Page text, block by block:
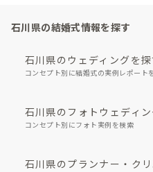
石川県の結婚式情報を探す
石川県のウェディングを探
コンセプト別に結婚式の実例レポート
石川県のフォトウェディ
コンセプト別にフォト実例を検索
石川県のプランナー・ク